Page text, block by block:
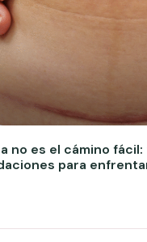
no es el cámino
para